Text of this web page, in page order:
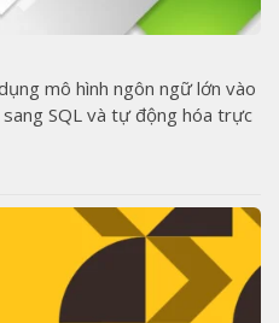
mô hình ngôn ngữ lớn vào
SQL và tự động hóa trực